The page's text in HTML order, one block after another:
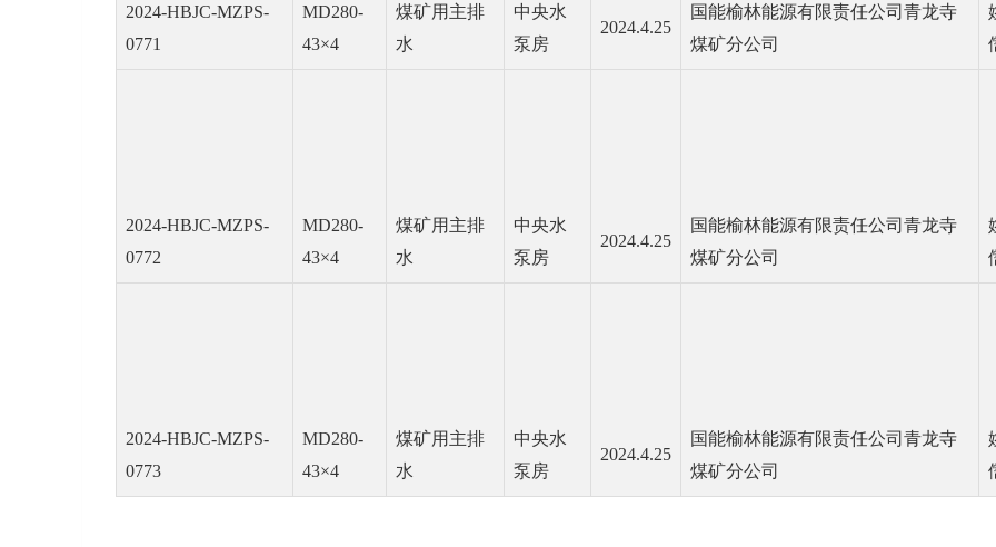
2024-HBJC-MZPS-
0771
MD280-
43×4
煤矿用主排
水
中央水
泵房
2024.4.25
国能榆林能源有限责任公司青龙寺
煤矿分公司
2024-HBJC-MZPS-
0772
MD280-
43×4
煤矿用主排
水
中央水
泵房
2024.4.25
国能榆林能源有限责任公司青龙寺
煤矿分公司
2024-HBJC-MZPS-
0773
MD280-
43×4
煤矿用主排
水
中央水
泵房
2024.4.25
国能榆林能源有限责任公司青龙寺
煤矿分公司